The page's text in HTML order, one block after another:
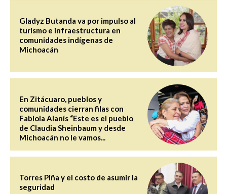
Gladyz Butanda va por impulso al
turismo e infraestructura en
comunidades indígenas de
Michoacán
En Zitácuaro, pueblos y
comunidades cierran filas con
Fabiola Alanís “Este es el pueblo
de Claudia Sheinbaum y desde
Michoacán no le vamos...
Torres Piña y el costo de asumir la
seguridad